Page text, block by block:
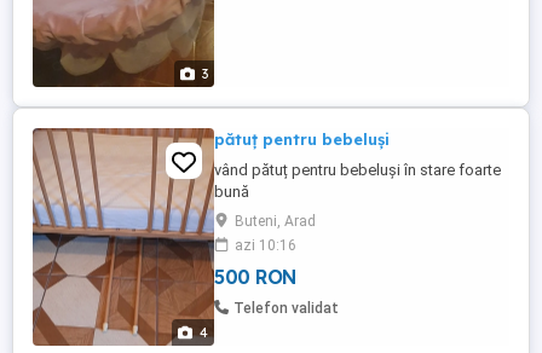
3
4
pătuț pentru bebeluși
vând pătuț pentru bebeluși în stare foarte
bună
Buteni, Arad
azi 10:16
500 RON
Telefon validat